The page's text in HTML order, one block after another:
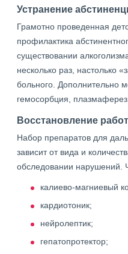
Устранение
Грамотно проведенная
профилактика
существовании
несколько раз, настолько
больного. Дополнительно
гемосорбция, плазмаферез.
Восстановление
Набор препаратов для
зависит от вида и
обследовании нарушений.
калиево-магниевый
кардиотоник;
нейролептик;
гепатопротектор;